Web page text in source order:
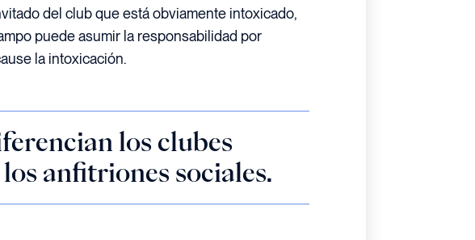
del club que está obviamente intoxicado,
puede asumir la responsabilidad por
la intoxicación.
los clubes
anfitriones sociales.